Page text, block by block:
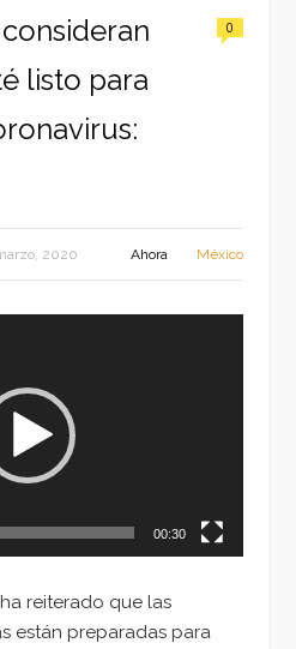
listo para
0
2020 Ahora México
00:30
reiterado que las
están preparadas para